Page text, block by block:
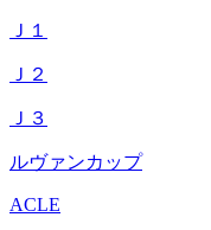
Ｊ１
Ｊ２
Ｊ３
ルヴァンカップ
ACLE